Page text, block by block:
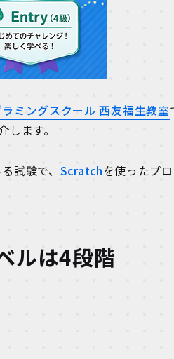
ミングスクール 西友福生教室
ます。
試験で、 Scratchを使ったプ
ルは4段階